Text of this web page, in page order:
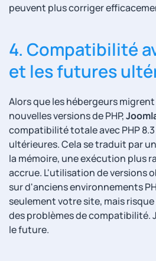
peuvent plus corriger
4. Compatibilité
et les futures
Alors que les hébergeurs
nouvelles versions de PHP,
compatibilité totale avec PHP
ultérieures. Cela se traduit par
la mémoire, une exécution plus
accrue. L'utilisation de versions
sur d'anciens environnements
seulement votre site, mais
des problèmes de compatibilité.
le future.